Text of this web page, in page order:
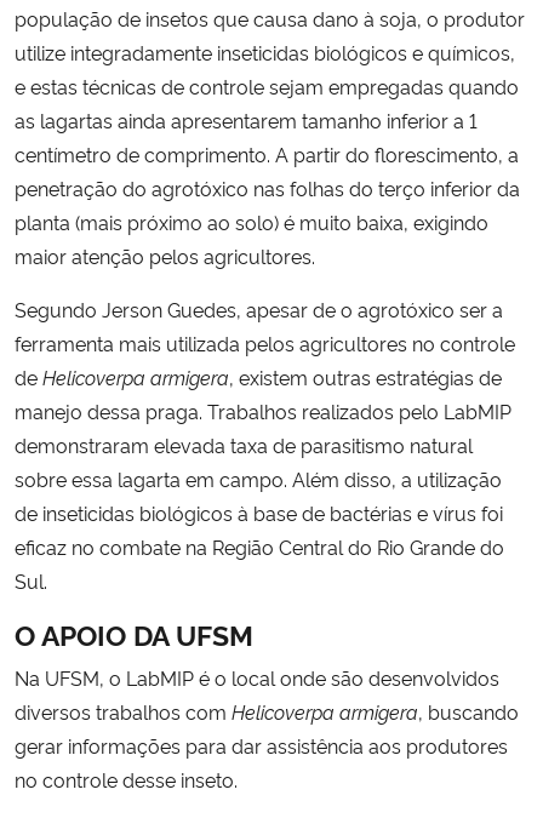
população de insetos que causa dano à soja, o produtor
utilize integradamente inseticidas biológicos e químicos,
e estas técnicas de controle sejam empregadas quando
as lagartas ainda apresentarem tamanho inferior a 1
centímetro de comprimento. A partir do florescimento, a
penetração do agrotóxico nas folhas do terço inferior da
planta (mais próximo ao solo) é muito baixa, exigindo
maior atenção pelos agricultores.
Segundo Jerson Guedes, apesar de o agrotóxico ser a
ferramenta mais utilizada pelos agricultores no controle
deHelicoverpa armigera, existem outras estratégias de
manejo dessa praga. Trabalhos realizados pelo LabMIP
demonstraram elevada taxa de parasitismo natural
sobre essa lagarta em campo. Além disso, a utilização
de inseticidas biológicos à base de bactérias e vírus foi
eficaz no combate na Região Central do Rio Grande do
Sul.
O APOIO DA UFSM
Na UFSM, o LabMIP é o local onde são desenvolvidos
diversos trabalhos com Helicoverpa armigera, buscando
gerar informações para dar assistência aos produtores
no controle desse inseto.